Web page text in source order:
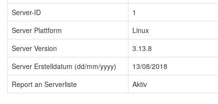
Server-ID
1
Server Plattform
Linux
Server Version
3.13.8
Server Erstelldatum (dd/mm/yyyy)
13/08/2018
Report an Serverliste
Aktiv